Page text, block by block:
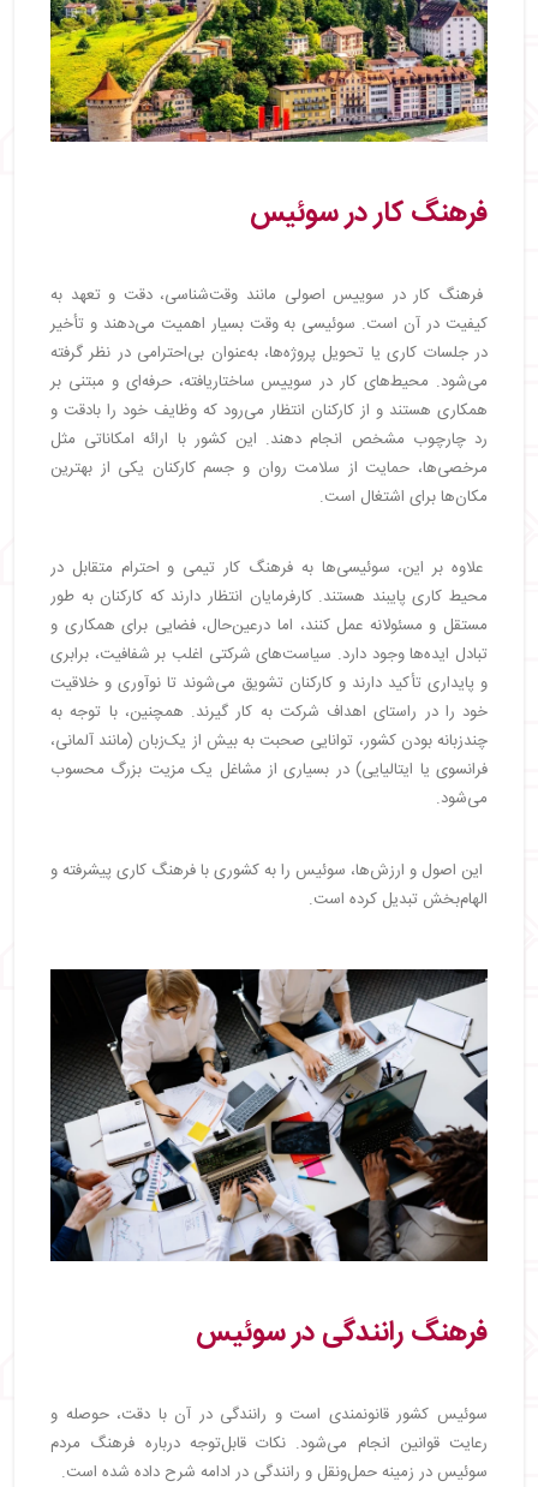
فرهنگ کار در سوئیس
فرهنگ کار در سوییس اصولی مانند وقت‌شناسی، دقت و تعهد به
کیفیت در آن است. سوئیسی به وقت بسیار اهمیت می‌دهند و تأخیر
در جلسات کاری یا تحویل پروژه‌ها، به‌عنوان بی‌احترامی در نظر گرفته
می‌شود. محیط‌های کار در سوییس ساختاریافته، حرفه‌ای و مبتنی بر
همکاری هستند و از کارکنان انتظار می‌رود که وظایف خود را بادقت و
رد چارچوب مشخص انجام دهند. این کشور با ارائه امکاناتی مثل
مرخصی‌ها، حمایت از سلامت روان و جسم کارکنان یکی از بهترین
مکان‌ها برای اشتغال است.
علاوه بر این، سوئیسی‌ها به فرهنگ کار تیمی و احترام متقابل در
محیط کاری پایبند هستند. کارفرمایان انتظار دارند که کارکنان به طور
مستقل و مسئولانه عمل کنند، اما درعین‌حال، فضایی برای همکاری و
تبادل ایده‌ها وجود دارد. سیاست‌های شرکتی اغلب بر شفافیت، برابری
و پایداری تأکید دارند و کارکنان تشویق می‌شوند تا نوآوری و خلاقیت
خود را در راستای اهداف شرکت به کار گیرند. همچنین، با توجه به
چندزبانه بودن کشور، توانایی صحبت به بیش از یک‌زبان (مانند آلمانی،
فرانسوی یا ایتالیایی) در بسیاری از مشاغل یک مزیت بزرگ محسوب
می‌شود.
این اصول و ارزش‌ها، سوئیس را به کشوری با فرهنگ کاری پیشرفته و
الهام‌بخش تبدیل کرده است.
فرهنگ رانندگی در سوئیس
سوئیس کشور قانونمندی است و رانندگی در آن با دقت، حوصله و
رعایت قوانین انجام می‌شود. نکات قابل‌توجه درباره فرهنگ مردم
سوئیس در زمینه حمل‌ونقل و رانندگی در ادامه شرح داده شده است.